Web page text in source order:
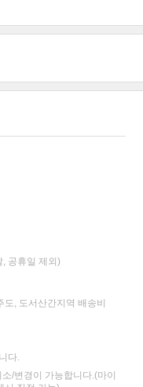
공휴일 제외)
, 도서산간지역 배송비
다.
/변경이 가능합니다.(마이